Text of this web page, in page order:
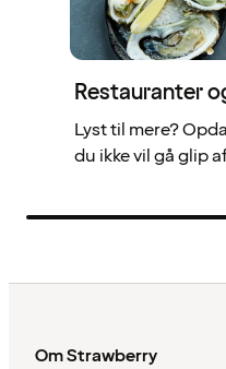
Restauranter
Lyst til mere?
du ikke vil gå glip
Om Strawberry